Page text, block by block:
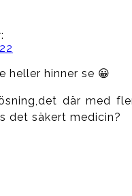
heller hinner se 😀
där med
det säkert medicin?